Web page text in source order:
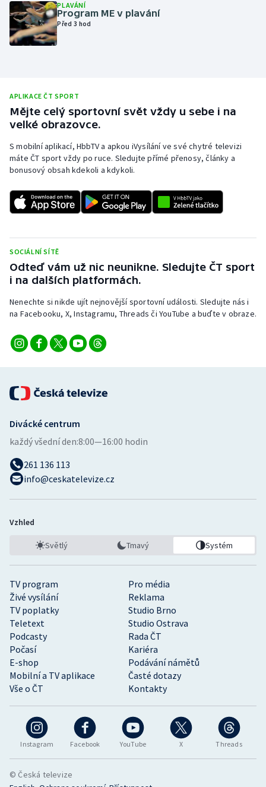
Olympijské hry
Parasport
Plážový volejbal
Ragby
Rychlobruslení
Rychlostní kanoistika
Short track
Sportovní střelba
Stolní tenis
Veslování
Vodní slalom
PLAVÁNÍ
Program ME v plavání
Před 3 hod
APLIKACE ČT SPORT
Mějte celý sportovní svět vždy u sebe i na
velké obrazovce.
S mobilní aplikací, HbbTV a apkou iVysílání ve své chytré televizi
máte ČT sport vždy po ruce. Sledujte přímé přenosy, články a
bonusový obsah kdekoli a kdykoli.
SOCIÁLNÍ SÍTĚ
Odteď vám už nic neunikne. Sledujte ČT sport
i na dalších platformách.
Nenechte si nikde ujít nejnovější sportovní události. Sledujte nás i
na Facebooku, X, Instagramu, Threads či YouTube a buďte v obraze.
Instagram Facebook YouTube X Threads
TV program
Pro média
Živé vysílání
Reklama
TV poplatky
Studio Brno
Teletext
Studio Ostrava
Podcasty
Rada ČT
Počasí
Kariéra
E-shop
Podávání námětů
Mobilní a TV aplikace
Časté dotazy
Vše o ČT
Kontakty
Divácké centrum
každý všední den:8:00—16:00 hodin
261 136 113
info@ceskatelevize.cz
Vzhled
Světlý Tmavý Systém
© Česká televize